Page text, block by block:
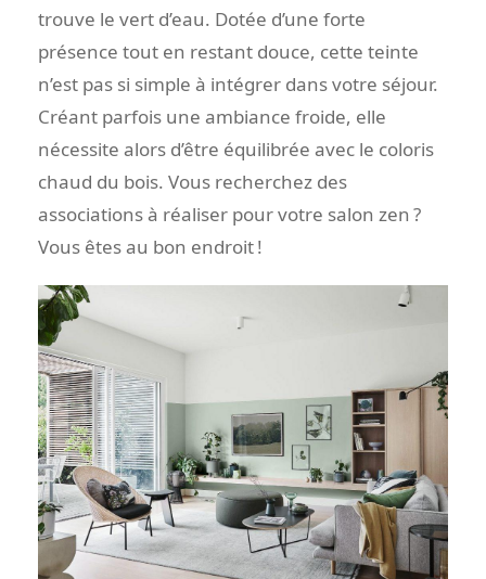
trouve le vert d’eau. Dotée d’une forte
présence tout en restant douce, cette teinte
n’est pas si simple à intégrer dans votre séjour.
Créant parfois une ambiance froide, elle
nécessite alors d’être équilibrée avec le coloris
chaud du bois. Vous recherchez des
associations à réaliser pour votre salon zen ?
Vous êtes au bon endroit !